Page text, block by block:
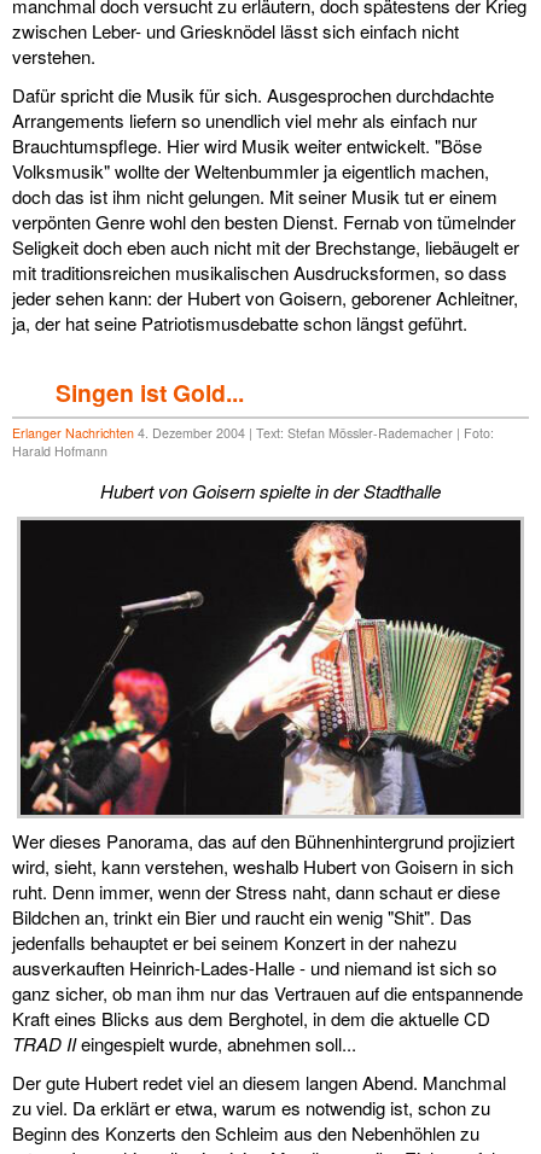
manchmal doch versucht zu erläutern, doch spätestens der Krieg
zwischen Leber- und Griesknödel lässt sich einfach nicht
verstehen.
Dafür spricht die Musik für sich. Ausgesprochen durchdachte
Arrangements liefern so unendlich viel mehr als einfach nur
Brauchtumspflege. Hier wird Musik weiter entwickelt. "Böse
Volksmusik" wollte der Weltenbummler ja eigentlich machen,
doch das ist ihm nicht gelungen. Mit seiner Musik tut er einem
verpönten Genre wohl den besten Dienst. Fernab von tümelnder
Seligkeit doch eben auch nicht mit der Brechstange, liebäugelt er
mit traditionsreichen musikalischen Ausdrucksformen, so dass
jeder sehen kann: der Hubert von Goisern, geborener Achleitner,
ja, der hat seine Patriotismusdebatte schon längst geführt.
Singen ist Gold...
Erlanger Nachrichten 4. Dezember 2004 | Text: Stefan Mössler-Rademacher | Foto:
Harald Hofmann
Hubert von Goisern spielte in der Stadthalle
Wer dieses Panorama, das auf den Bühnenhintergrund projiziert
wird, sieht, kann verstehen, weshalb Hubert von Goisern in sich
ruht. Denn immer, wenn der Stress naht, dann schaut er diese
Bildchen an, trinkt ein Bier und raucht ein wenig "Shit". Das
jedenfalls behauptet er bei seinem Konzert in der nahezu
ausverkauften Heinrich-Lades-Halle - und niemand ist sich so
ganz sicher, ob man ihm nur das Vertrauen auf die entspannende
Kraft eines Blicks aus dem Berghotel, in dem die aktuelle CD
TRAD IIeingespielt wurde, abnehmen soll...
Der gute Hubert redet viel an diesem langen Abend. Manchmal
zu viel. Da erklärt er etwa, warum es notwendig ist, schon zu
Beginn des Konzerts den Schleim aus den Nebenhöhlen zu